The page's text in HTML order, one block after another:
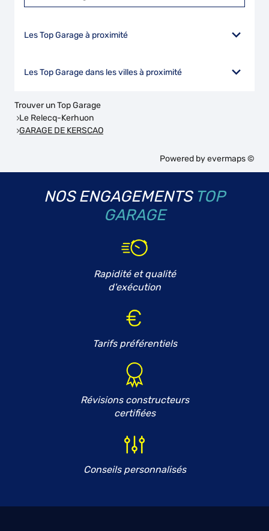
Les Top Garage à proximité
Les Top Garage dans les villes à proximité
Trouver un Top Garage
Le Relecq-Kerhuon
GARAGE DE KERSCAO
Powered byevermaps ©
NOS ENGAGEMENTS TOP
GARAGE
Rapidité et qualité
d'exécution
Tarifs préférentiels
Révisions constructeurs
certifiées
Conseils personnalisés